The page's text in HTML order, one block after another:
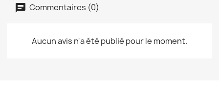
Commentaires (0)
Aucun avis n'a été publié pour le moment.